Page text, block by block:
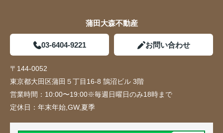
蒲田大森不動産
03-6404-9221 お問い合わせ
〒144-0052
東京都大田区蒲田５丁目16-8 鵠沼ビル 3階
営業時間： 10:00〜19:00※毎週日曜日のみ18時まで
定休日： 年末年始,GW,夏季